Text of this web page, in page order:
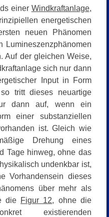
einer Windkraftanlage,
energetischen
neuen Phänomen
Lumineszenzphänomen
Auf der gleichen Weise,
sich nur dann
Input in Form
tritt dieses neuartige
dann auf, wenn ein
einer substanziellen
ist. Gleich wie
Drehung eines
Tage hinweg, ohne das
undenkbar ist,
Vorhandensein dieses
über mehr als
die Figur 12, ohne die
existierenden